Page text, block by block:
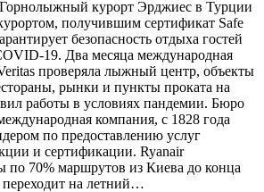
курорт Эрджиес в Турции
получившим сертификат Safe
безопасность отдыха гостей
19. Два месяца международная
проверяла лыжный центр, объекты
рынки и пункты проката на
работы в условиях пандемии. Бюро
компания, с 1828 года
по предоставлению услуг
и сертификации. Ryanair
по 70% маршрутов из Киева до конца
переходит на летний…